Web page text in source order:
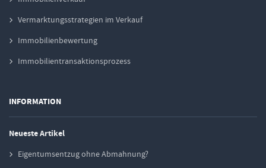
Vermarktungsstrategien im Verkauf
Immobilienbewertung
Immobilientransaktionsprozess
INFORMATION
Neueste Artikel
Eigentumsentzug ohne Abmahnung?